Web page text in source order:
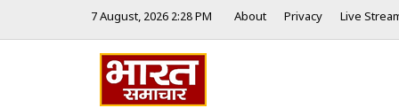
7 August, 2026 2:28 PM About Privacy Live